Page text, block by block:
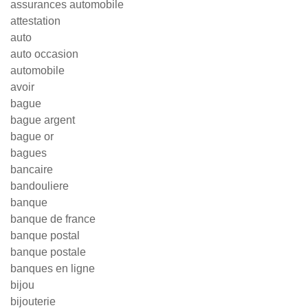
assurances automobile
attestation
auto
auto occasion
automobile
avoir
bague
bague argent
bague or
bagues
bancaire
bandouliere
banque
banque de france
banque postal
banque postale
banques en ligne
bijou
bijouterie